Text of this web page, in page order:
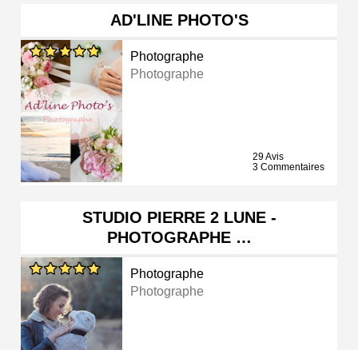
AD'LINE PHOTO'S
Photographe
Photographe
29 Avis
3 Commentaires
STUDIO PIERRE 2 LUNE -
PHOTOGRAPHE …
Photographe
Photographe